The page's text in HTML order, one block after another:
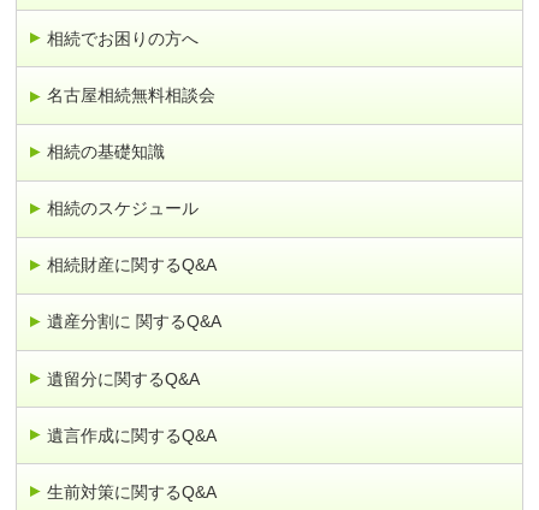
相続でお困りの方へ
名古屋相続無料相談会
相続の基礎知識
相続のスケジュール
相続財産に関するQ&A
遺産分割に 関するQ&A
遺留分に関するQ&A
遺言作成に関するQ&A
生前対策に関するQ&A